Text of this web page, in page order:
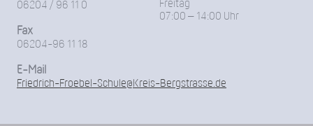
06204 / 96 11 0
Fax
06204-96 11 18
Freitag
07:00 – 14:00 Uhr
E-Mail
Friedrich-Froebel-Schule@Kreis-Bergstrasse.de